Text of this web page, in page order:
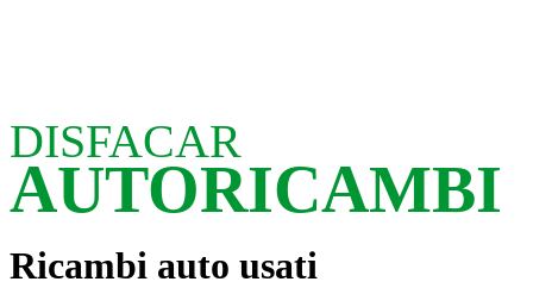
DISFACAR
AUTORICAMBI
Ricambi auto usati